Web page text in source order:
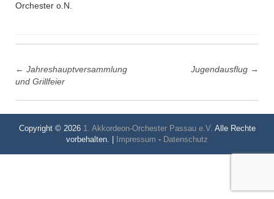
Orchester o.N.
navigation
← Jahreshauptversammlung
und Grillfeier
Jugendausflug →
Copyright © 2026 1. Akkordeon-Orchester Passau e.V. Alle Rechte
vorbehalten. |
Impressum - Datenschutz